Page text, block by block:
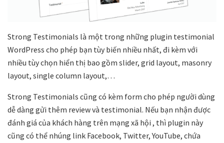
Strong Testimonials là một trong những plugin testimonial
WordPress cho phép bạn tùy biến nhiều nhất, đi kèm với
nhiều tùy chọn hiển thị bao gồm slider, grid layout, masonry
layout, single column layout,…
Strong Testimonials cũng có kèm form cho phép người dùng
dễ dàng gửi thêm review và testimonial. Nếu bạn nhận được
đánh giá của khách hàng trên mạng xã hội , thì plugin này
cũng có thể nhúng link Facebook, Twitter, YouTube, chứa